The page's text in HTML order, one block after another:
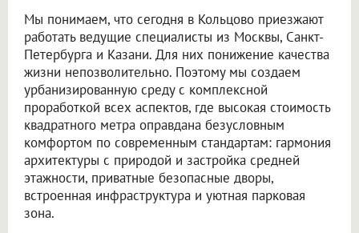
Мы понимаем, что сегодня в Кольцово приезжают
работать ведущие специалисты из Москвы, Санкт-
Петербурга и Казани. Для них понижение качества
жизни непозволительно. Поэтому мы создаем
урбанизированную среду с комплексной
проработкой всех аспектов, где высокая стоимость
квадратного метра оправдана безусловным
комфортом по современным стандартам: гармония
архитектуры с природой и застройка средней
этажности, приватные безопасные дворы,
встроенная инфраструктура и уютная парковая
зона.